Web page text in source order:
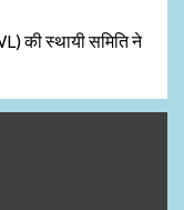
की स्थायी समिति ने